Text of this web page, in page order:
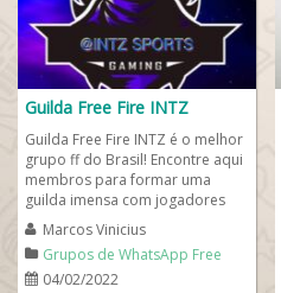
Guilda Free Fire INTZ
Guilda Free Fire INTZ é o melhor
grupo ff do Brasil! Encontre aqui
membros para formar uma
guilda imensa com jogadores
bastante ágeis e inteligentes.
Todos...
Marcos Vinicius
Grupos de WhatsApp Free
Fire
04/02/2022